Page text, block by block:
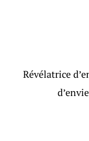
Révélatrice